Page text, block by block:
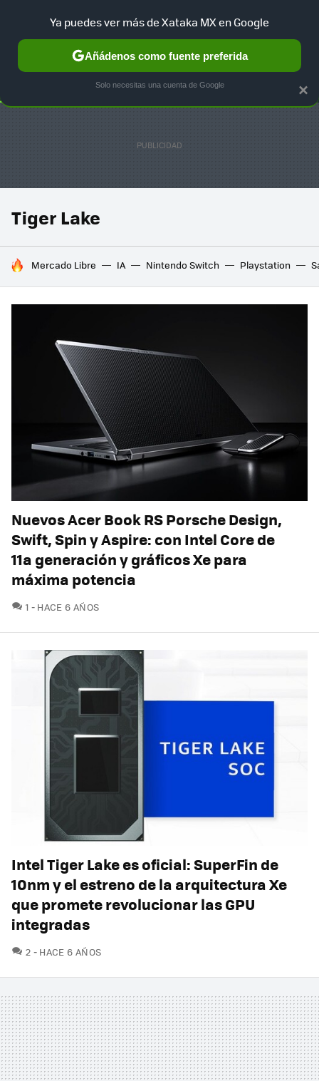
SELECCIÓN GAMING HOME AUTO TERRITORIO
Tiger Lake
HOY SE HABLA DE
Mercado Libre IA Nintendo Switch Playstation
Nuevos Acer Book RS Porsche Design,
Swift, Spin y Aspire: con Intel Core de
11a generación y gráficos Xe para
máxima potencia
1 COMENTARIOS
HACE 6 AÑOS
Intel Tiger Lake es oficial: SuperFin de
10nm y el estreno de la arquitectura Xe
que promete revolucionar las GPU
integradas
2 COMENTARIOS
HACE 6 AÑOS
×
Ya puedes ver más de Xataka MX en Google
Añádenos como fuente preferida
Solo necesitas una cuenta de Google